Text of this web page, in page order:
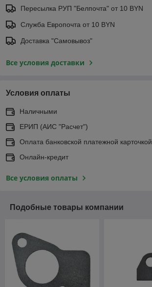
Пересылка РУП "Белпочта" от 10 BYN
Служба Европочта от 10 BYN
Доставка "Самовывоз"
Все условия доставки
Условия оплаты
Наличными
ЕРИП (АИС "Расчет")
Оплата банковской платежной карточкой
Онлайн-кредит
Все условия оплаты
Подобные товары компании